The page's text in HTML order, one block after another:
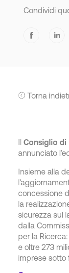
Condividi
Torna
IlConsiglio di
annunciato
Insieme alla
concessione
la
sicurezza sul
dalla
per la
e oltre 273
imprese